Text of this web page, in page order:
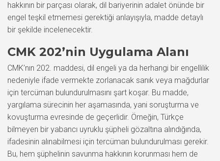
hakkının bir parçası olarak, dil bariyerinin adalet önünde bir
engel teşkil etmemesi gerektiği anlayışıyla, madde detaylı
bir şekilde incelenecektir.
CMK 202’nin Uygulama Alanı
CMK’nın 202. maddesi, dil engeli ya da herhangi bir engellilik
nedeniyle ifade vermekte zorlanacak sanık veya mağdurlar
için tercüman bulundurulmasını şart koşar. Bu madde,
yargılama sürecinin her aşamasında, yani soruşturma ve
kovuşturma evresinde de geçerlidir. Örneğin, Türkçe
bilmeyen bir yabancı uyruklu şüpheli gözaltına alındığında,
ifadesinin alınabilmesi için tercüman bulundurulması gerekir.
Bu, hem şüphelinin savunma hakkının korunması hem de